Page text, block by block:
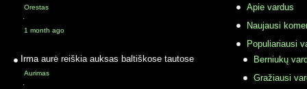
Orestas
·
1 month ago
Irma aurė reiškia auksas baltiškose tautose
Aurimas
·
Apie vardus
Naujausi
Populiariausi
Berniukų
Gražiausi